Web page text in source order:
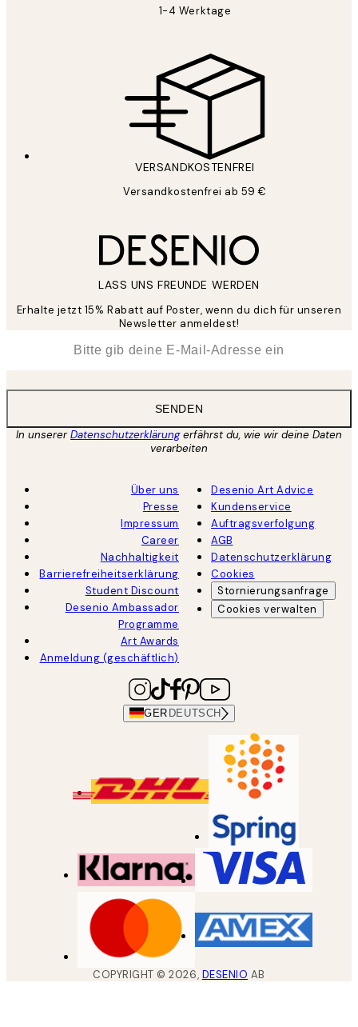
1-4 Werktage
VERSANDKOSTENFREI
Versandkostenfrei ab 59 €
LASS UNS FREUNDE WERDEN
Erhalte jetzt 15% Rabatt auf Poster, wenn du dich für unseren
Newsletter anmeldest!
SENDEN
In unsererDatenschutzerklärungerfährst du, wie wir deine Daten
verarbeiten
Über uns
Presse
Impressum
Career
Nachhaltigkeit
Barrierefreiheitserklärung
Student Discount
Desenio Ambassador
Programme
Art Awards
Anmeldung (geschäftlich)
Desenio Art Advice
Kundenservice
Auftragsverfolgung
AGB
Datenschutzerklärung
Cookies
Stornierungsanfrage
Cookies verwalten
GER DEUTSCH
COPYRIGHT ©2026, DESENIO AB